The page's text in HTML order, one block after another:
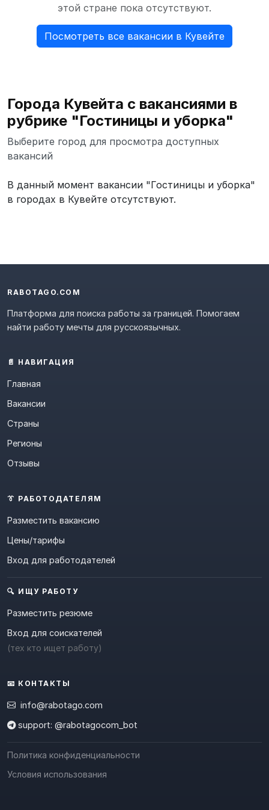
этой стране пока отсутствуют.
Посмотреть все вакансии в Кувейте
Города Кувейта с вакансиями в
рубрике "Гостиницы и уборка"
Выберите город для просмотра доступных
вакансий
В данный момент вакансии "Гостиницы и уборка"
в городах в Кувейте отсутствуют.
RABOTAGO.COM
Платформа для поиска работы за границей. Помогаем
найти работу мечты для русскоязычных.
📄 НАВИГАЦИЯ
Главная
Вакансии
Страны
Регионы
Отзывы
👔 РАБОТОДАТЕЛЯМ
Разместить вакансию
Цены/тарифы
Вход для работодателей
🔍 ИЩУ РАБОТУ
Разместить резюме
Вход для соискателей
(тех кто ищет работу)
📧 КОНТАКТЫ
info@rabotago.com
support: @rabotagocom_bot
Политика конфиденциальности
Условия использования